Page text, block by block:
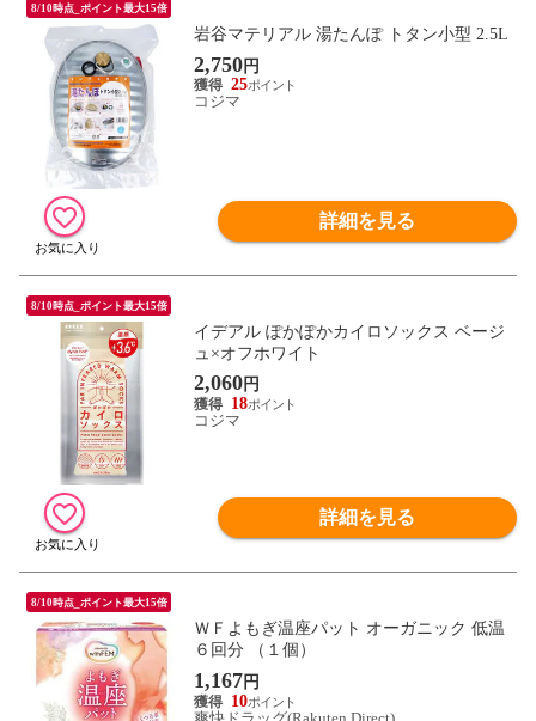
8/10時点_ポイント最大15倍
岩谷マテリアル 湯たんぽ トタン小型 2.5L
2,750円
25
コジマ
詳細を見る
8/10時点_ポイント最大15倍
イデアル ぽかぽかカイロソックス ベージ
ュ×オフホワイト
2,060円
18
コジマ
詳細を見る
8/10時点_ポイント最大15倍
ＷＦよもぎ温座パット オーガニック 低温
６回分 （１個）
1,167 円
10